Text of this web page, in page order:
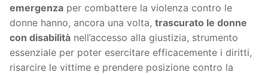
emergenza per combattere la violenza contro le
donne hanno, ancora una volta, trascurato le donne
con disabilità nell’accesso alla giustizia, strumento
essenziale per poter esercitare efficacemente i diritti,
risarcire le vittime e prendere posizione contro la